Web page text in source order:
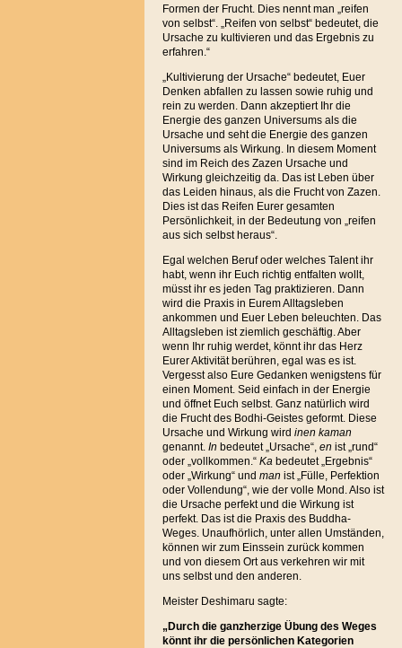
Formen der Frucht. Dies nennt man „reifen
von selbst“. „Reifen von selbst“ bedeutet, die
Ursache zu kultivieren und das Ergebnis zu
erfahren.“
„Kultivierung der Ursache“ bedeutet, Euer
Denken abfallen zu lassen sowie ruhig und
rein zu werden. Dann akzeptiert Ihr die
Energie des ganzen Universums als die
Ursache und seht die Energie des ganzen
Universums als Wirkung. In diesem Moment
sind im Reich des Zazen Ursache und
Wirkung gleichzeitig da. Das ist Leben über
das Leiden hinaus, als die Frucht von Zazen.
Dies ist das Reifen Eurer gesamten
Persönlichkeit, in der Bedeutung von „reifen
aus sich selbst heraus“.
Egal welchen Beruf oder welches Talent ihr
habt, wenn ihr Euch richtig entfalten wollt,
müsst ihr es jeden Tag praktizieren. Dann
wird die Praxis in Eurem Alltagsleben
ankommen und Euer Leben beleuchten. Das
Alltagsleben ist ziemlich geschäftig. Aber
wenn Ihr ruhig werdet, könnt ihr das Herz
Eurer Aktivität berühren, egal was es ist.
Vergesst also Eure Gedanken wenigstens für
einen Moment. Seid einfach in der Energie
und öffnet Euch selbst. Ganz natürlich wird
die Frucht des Bodhi-Geistes geformt. Diese
Ursache und Wirkung wird inen kaman
genannt.In bedeutet „Ursache“, en ist „rund“
oder „vollkommen.“ Ka bedeutet „Ergebnis“
oder „Wirkung“ und man ist „Fülle, Perfektion
oder Vollendung“, wie der volle Mond. Also ist
die Ursache perfekt und die Wirkung ist
perfekt. Das ist die Praxis des Buddha-
Weges. Unaufhörlich, unter allen Umständen,
können wir zum Einssein zurück kommen
und von diesem Ort aus verkehren wir mit
uns selbst und den anderen.
Meister Deshimaru sagte:
„Durch die ganzherzige Übung des Weges
könnt ihr die persönlichen Kategorien